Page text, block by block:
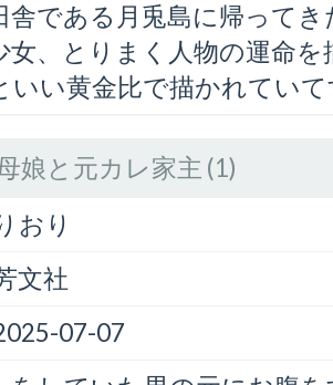
舎である月兎島に帰って
女、とりまく人物の運命
いい黄金比で描かれてい
娘と元カレ家主 (1)
おり
文社
07-07